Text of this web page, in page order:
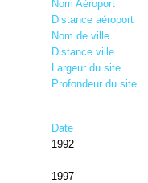
Nom Aéroport
Distance aéroport
Nom de ville
Distance ville
Largeur du site
Profondeur du site
Date
1992
1997